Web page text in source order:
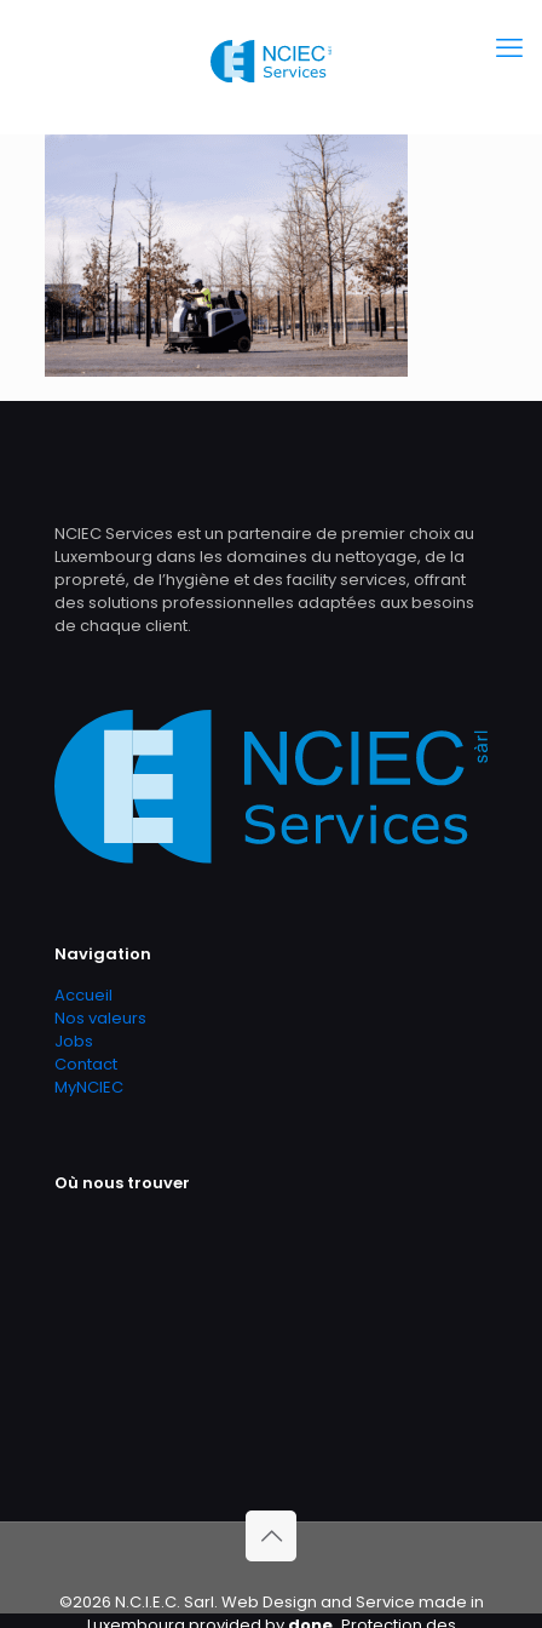
NCIEC Services est un partenaire de premier choix au
Luxembourg dans les domaines du nettoyage, de la
propreté, de l’hygiène et des facility services, offrant
des solutions professionnelles adaptées aux besoins
de chaque client.
Navigation
Accueil
Nos valeurs
Jobs
Contact
MyNCIEC
Où nous trouver
©2026 N.C.I.E.C. Sarl. Web Design and Service made in